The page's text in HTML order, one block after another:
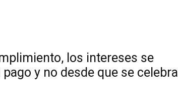
los intereses se
y no desde que se celebra